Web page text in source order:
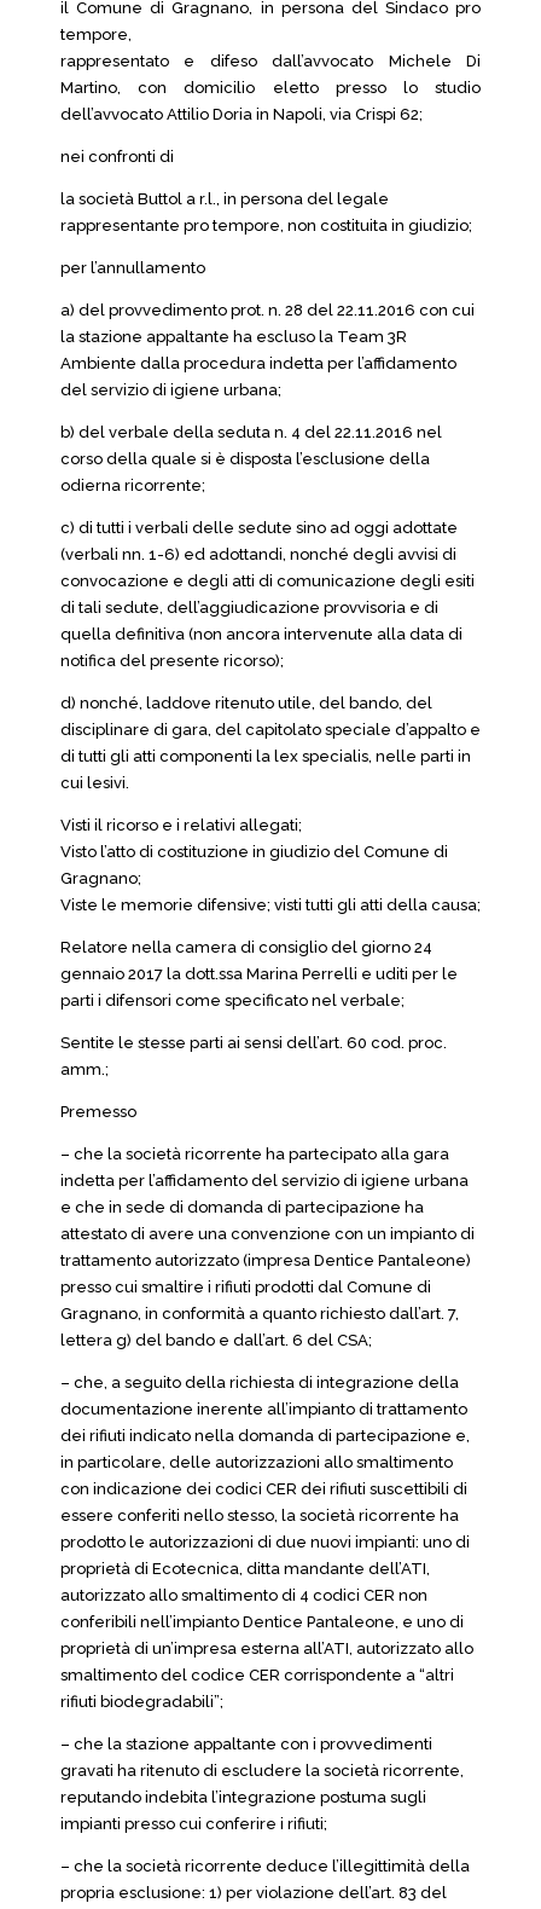
il Comune di Gragnano, in persona del Sindaco pro
tempore,
rappresentato e difeso dall’avvocato Michele Di
Martino, con domicilio eletto presso lo studio
dell’avvocato Attilio Doria in Napoli, via Crispi 62;
nei confronti di
la società Buttol a r.l., in persona del legale
rappresentante pro tempore, non costituita in giudizio;
per l’annullamento
a) del provvedimento prot. n. 28 del 22.11.2016 con cui
la stazione appaltante ha escluso la Team 3R
Ambiente dalla procedura indetta per l’affidamento
del servizio di igiene urbana;
b) del verbale della seduta n. 4 del 22.11.2016 nel
corso della quale si è disposta l’esclusione della
odierna ricorrente;
c) di tutti i verbali delle sedute sino ad oggi adottate
(verbali nn. 1-6) ed adottandi, nonché degli avvisi di
convocazione e degli atti di comunicazione degli esiti
di tali sedute, dell’aggiudicazione provvisoria e di
quella definitiva (non ancora intervenute alla data di
notifica del presente ricorso);
d) nonché, laddove ritenuto utile, del bando, del
disciplinare di gara, del capitolato speciale d’appalto e
di tutti gli atti componenti la lex specialis, nelle parti in
cui lesivi.
Visti il ricorso e i relativi allegati;
Visto l’atto di costituzione in giudizio del Comune di
Gragnano;
Viste le memorie difensive; visti tutti gli atti della causa;
Relatore nella camera di consiglio del giorno 24
gennaio 2017 la dott.ssa Marina Perrelli e uditi per le
parti i difensori come specificato nel verbale;
Sentite le stesse parti ai sensi dell’art. 60 cod. proc.
amm.;
Premesso
– che la società ricorrente ha partecipato alla gara
indetta per l’affidamento del servizio di igiene urbana
e che in sede di domanda di partecipazione ha
attestato di avere una convenzione con un impianto di
trattamento autorizzato (impresa Dentice Pantaleone)
presso cui smaltire i rifiuti prodotti dal Comune di
Gragnano, in conformità a quanto richiesto dall’art. 7,
lettera g) del bando e dall’art. 6 del CSA;
– che, a seguito della richiesta di integrazione della
documentazione inerente all’impianto di trattamento
dei rifiuti indicato nella domanda di partecipazione e,
in particolare, delle autorizzazioni allo smaltimento
con indicazione dei codici CER dei rifiuti suscettibili di
essere conferiti nello stesso, la società ricorrente ha
prodotto le autorizzazioni di due nuovi impianti: uno di
proprietà di Ecotecnica, ditta mandante dell’ATI,
autorizzato allo smaltimento di 4 codici CER non
conferibili nell’impianto Dentice Pantaleone, e uno di
proprietà di un’impresa esterna all’ATI, autorizzato allo
smaltimento del codice CER corrispondente a “altri
rifiuti biodegradabili”;
– che la stazione appaltante con i provvedimenti
gravati ha ritenuto di escludere la società ricorrente,
reputando indebita l’integrazione postuma sugli
impianti presso cui conferire i rifiuti;
– che la società ricorrente deduce l’illegittimità della
propria esclusione: 1) per violazione dell’art. 83 del